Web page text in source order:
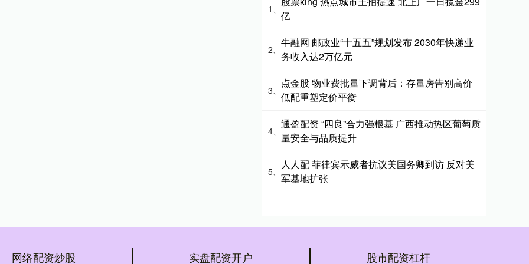
1、
亿
2、
牛融网 邮政业“十五五”规划发布 2030年快递业
务收入达2万亿元
3、
点金股 物业费批量下调背后：存量房告别高价
低配重塑定价平衡
4、
通盈配资 “四良”合力强根基 广西推动热区葡萄质
量安全与品质提升
5、
人人配 菲律宾示威者抗议美国务卿到访 反对美
军基地扩张
网络配资炒股 实盘配资开户 股市配资杠杆